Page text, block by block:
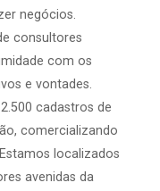
negócios.
consultores
com os
e vontades.
cadastros de
comercializando
localizados
avenidas da